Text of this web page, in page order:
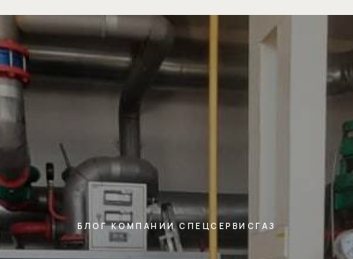
БЛОГ КОМПАНИИ СПЕЦСЕРВИСГАЗ